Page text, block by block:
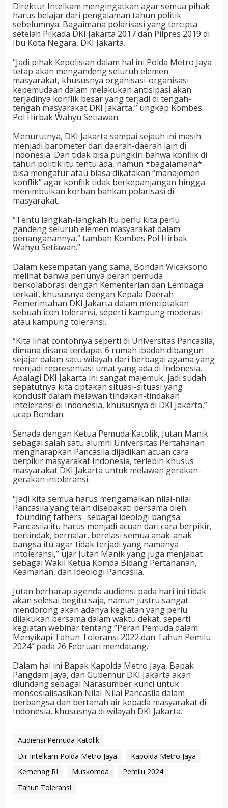
Direktur Intelkam mengingatkan agar semua pihak
harus belajar dari pengalaman tahun politik
sebelumnya. Bagaimana polarisasi yang tercipta
setelah Pilkada DKI Jakarta 2017 dan Pilpres 2019 di
Ibu Kota Negara, DKI Jakarta.
“Jadi pihak Kepolisian dalam hal ini Polda Metro Jaya
tetap akan mengandeng seluruh elemen
masyarakat, khususnya organisasi-organisasi
kepemudaan dalam melakukan antisipasi akan
terjadinya konflik besar yang terjadi di tengah-
tengah masyarakat DKI Jakarta,” ungkap Kombes
Pol Hirbak Wahyu Setiawan.
Menurutnya, DKI Jakarta sampai sejauh ini masih
menjadi barometer dari daerah-daerah lain di
Indonesia. Dan tidak bisa pungkiri bahwa konflik di
tahun politik itu tentu ada, namun *bagaiamana*
bisa mengatur atau biasa dikatakan “manajemen
konflik” agar konflik tidak berkepanjangan hingga
menimbulkan korban bahkan polarisasi di
masyarakat.
“Tentu langkah-langkah itu perlu kita perlu
gandeng seluruh elemen masyarakat dalam
penanganannya,” tambah Kombes Pol Hirbak
Wahyu Setiawan.”
Dalam kesempatan yang sama, Bondan Wicaksono
melihat bahwa perlunya peran pemuda
berkolaborasi dengan Kementerian dan Lembaga
terkait, khususnya dengan Kepala Daerah
Pemerintahan DKI Jakarta dalam menciptakan
sebuah icon toleransi, seperti kampung moderasi
atau kampung toleransi.
“Kita lihat contohnya seperti di Universitas Pancasila,
dimana disana terdapat 6 rumah ibadah dibangun
sejajar dalam satu wilayah dari berbagai agama yang
menjadi representasi umat yang ada di Indonesia.
Apalagi DKI Jakarta ini sangat majemuk, jadi sudah
sepatutnya kita ciptakan situasi-situasi yang
kondusif dalam melawan tindakan-tindakan
intoleransi di Indonesia, khususnya di DKI Jakarta,”
ucap Bondan.
Senada dengan Ketua Pemuda Katolik, Jutan Manik
sebagai salah satu alumni Universitas Pertahanan
mengharapkan Pancasila dijadikan acuan cara
berpikir masyarakat Indonesia, terlebih khusus
masyarakat DKI Jakarta untuk melawan gerakan-
gerakan intoleransi.
“Jadi kita semua harus mengamalkan nilai-nilai
Pancasila yang telah disepakati bersama oleh
_founding fathers_ sebagai ideologi bangsa.
Pancasila itu harus menjadi acuan dari cara berpikir,
bertindak, bernalar, berelasi semua anak-anak
bangsa itu agar tidak terjadi yang namanya
intoleransi,” ujar Jutan Manik yang juga menjabat
sebagai Wakil Ketua Komda Bidang Pertahanan,
Keamanan, dan Ideologi Pancasila.
Jutan berharap agenda audiensi pada hari ini tidak
akan selesai begitu saja, namun justru sangat
mendorong akan adanya kegiatan yang perlu
dilakukan bersama dalam waktu dekat, seperti
kegiatan webinar tentang “Peran Pemuda dalam
Menyikapi Tahun Toleransi 2022 dan Tahun Pemilu
2024″ pada 26 Februari mendatang.
Dalam hal ini Bapak Kapolda Metro Jaya, Bapak
Pangdam Jaya, dan Gubernur DKI Jakarta akan
diundang sebagai Narasumber kunci untuk
mensosialisasikan Nilai-Nilai Pancasila dalam
berbangsa dan bertanah air kepada masyarakat di
Indonesia, khususnya di wilayah DKI Jakarta.
Audiensi Pemuda Katolik
Dir Intelkam Polda Metro Jaya
Kapolda Metro Jaya
Kemenag RI
Muskomda
Pemilu 2024
Tahun Toleransi